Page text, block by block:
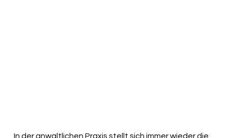
In der anwaltlichen Praxis stellt sich immer wieder die